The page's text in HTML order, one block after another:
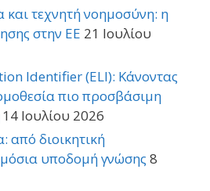
και τεχνητή νοημοσύνη: η
στην ΕΕ 21 Ιουλίου
Identifier (ELI): Κάνοντας
πιο προσβάσιμη
14 Ιουλίου 2026
από διοικητική
υποδομή γνώσης 8